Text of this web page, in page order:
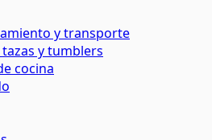
y transporte
y tumblers
cocina